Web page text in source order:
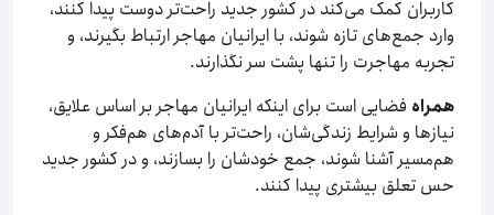
کاربران کمک می‌کند در کشور جدید راحت‌تر دوست پیدا کنند،
وارد جمع‌های تازه شوند، با ایرانیان مهاجر ارتباط بگیرند، و
تجربه مهاجرت را تنها پشت سر نگذارند.
همراه فضایی است برای اینکه ایرانیان مهاجر بر اساس علایق،
نیازها و شرایط زندگی‌شان، راحت‌تر با آدم‌های هم‌فکر و
هم‌مسیر آشنا شوند، جمع خودشان را بسازند، و در کشور جدید
حس تعلق بیشتری پیدا کنند.